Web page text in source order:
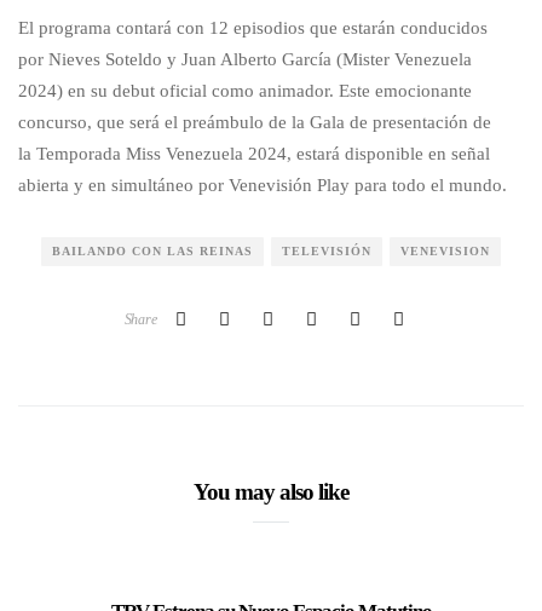
El programa contará con 12 episodios que estarán conducidos
por Nieves Soteldo y Juan Alberto García (Mister Venezuela
2024) en su debut oficial como animador. Este emocionante
concurso, que será el preámbulo de la Gala de presentación de
la Temporada Miss Venezuela 2024, estará disponible en señal
abierta y en simultáneo por Venevisión Play para todo el mundo.
BAILANDO CON LAS REINAS TELEVISIÓN VENEVISION
Share
You may also like